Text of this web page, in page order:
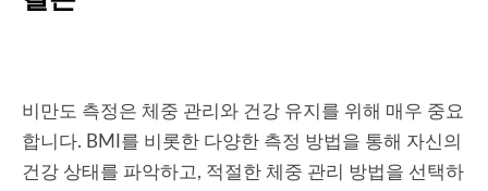
비만도 측정은 체중 관리와 건강 유지를 위해 매우 중요
합니다. BMI를 비롯한 다양한 측정 방법을 통해 자신의
건강 상태를 파악하고, 적절한 체중 관리 방법을 선택하